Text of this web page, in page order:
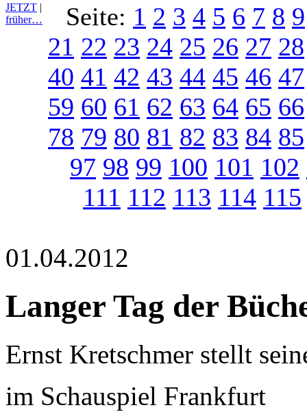
JETZT |
früher…
Seite: 1 2 3 4 5 6 7 8 9
21 22 23 24 25 26 27 28
40 41 42 43 44 45 46 47
59 60 61 62 63 64 65 66
78 79 80 81 82 83 84 85
97 98 99 100 101 102
111 112 113 114 115
01.04.2012
Langer Tag der
Ernst Kretschmer stellt
im Schauspiel Frankfurt